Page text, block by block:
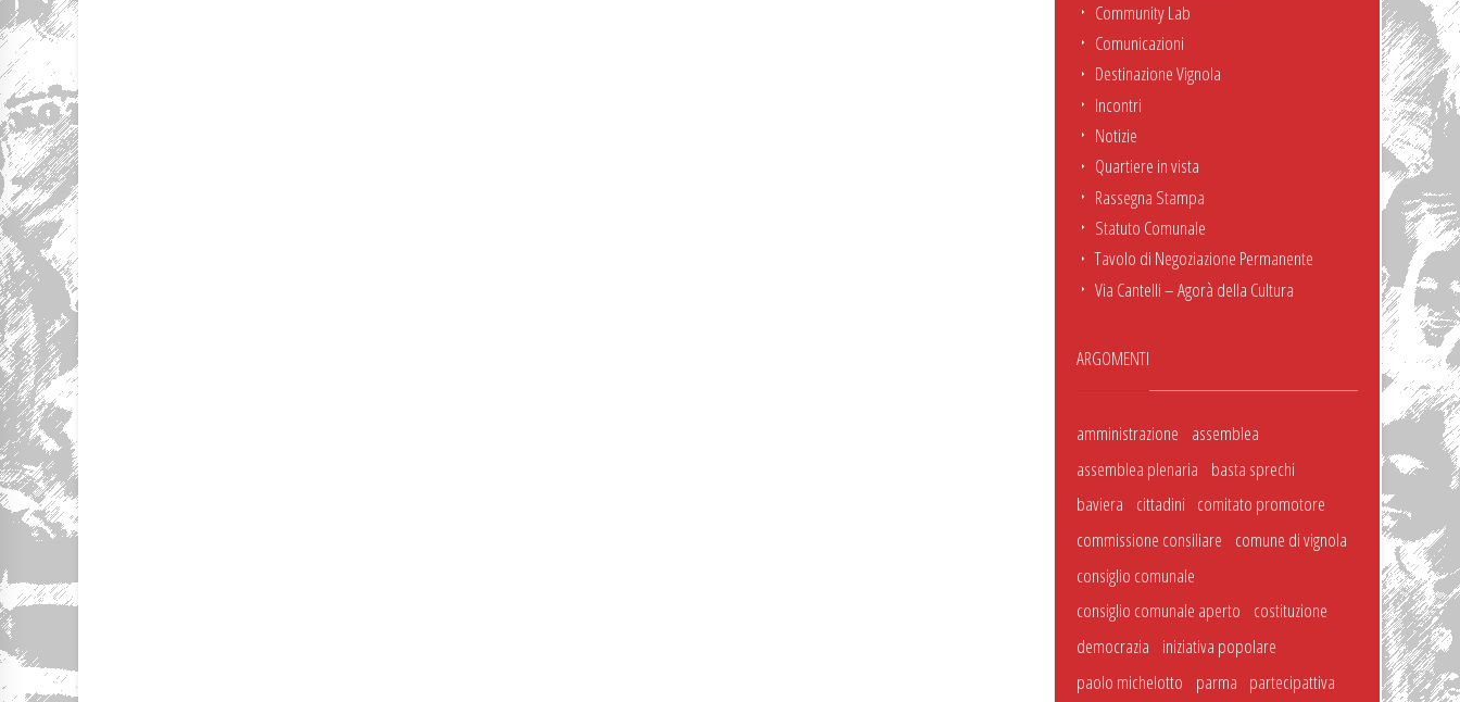
Community Lab
Comunicazioni
Destinazione Vignola
Incontri
Notizie
Quartiere in vista
Rassegna Stampa
Statuto Comunale
Tavolo di Negoziazione Permanente
Via Cantelli – Agorà della Cultura
ARGOMENTI
amministrazione assemblea
assemblea plenaria basta sprechi
baviera cittadini comitato promotore
commissione consiliare comune di vignola
consiglio comunale
consiglio comunale aperto costituzione
democrazia iniziativa popolare
paolo michelotto parma partecipattiva